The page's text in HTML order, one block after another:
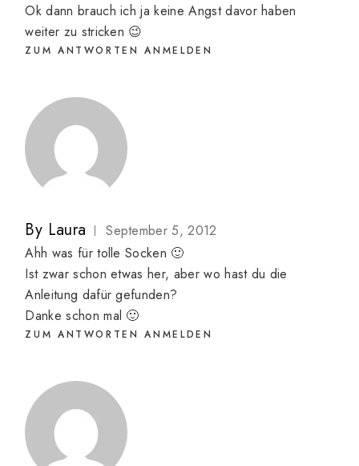
Ok dann brauch ich ja keine Angst davor haben
weiter zu stricken 😉
ZUM ANTWORTEN ANMELDEN
By Laura
September 5, 2012
Ahh was für tolle Socken 🙂
Ist zwar schon etwas her, aber wo hast du die
Anleitung dafür gefunden?
Danke schon mal 🙂
ZUM ANTWORTEN ANMELDEN